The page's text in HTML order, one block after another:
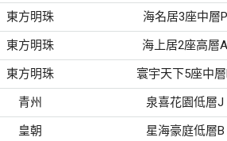
東方明珠
海名居3座中層P
東方明珠
海上居2座高層A
東方明珠
寰宇天下5座中
青州
泉喜花園低層J
皇朝
星海豪庭低層B